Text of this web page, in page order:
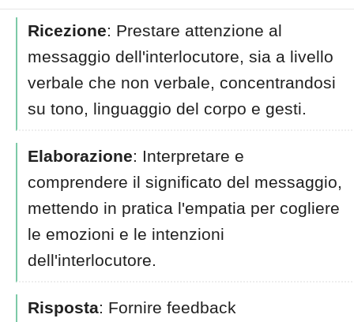
Ricezione: Prestare attenzione al
messaggio dell'interlocutore, sia a livello
verbale che non verbale, concentrandosi
su tono, linguaggio del corpo e gesti.
Elaborazione: Interpretare e
comprendere il significato del messaggio,
mettendo in pratica l'empatia per cogliere
le emozioni e le intenzioni
dell'interlocutore.
Risposta: Fornire feedback